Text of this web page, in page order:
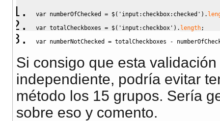
var numberOfChecked = $( 'input:checkbox:checked' ) .
var totalCheckboxes = $( 'input:checkbox' ) . length;
var numberNotChecked = totalCheckboxes -
Si consigo que esta
independiente, podría evitar
método los 15 grupos. Sería
sobre eso y comento.